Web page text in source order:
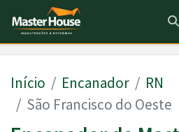
Início Encanador
RN
São Francisco do Oeste